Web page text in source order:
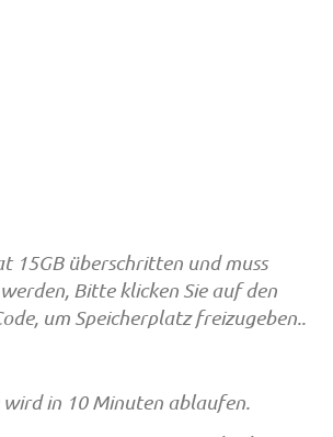
15GB überschritten und muss
Bitte klicken Sie auf den
um Speicherplatz freizugeben..
wird in 10 Minuten ablaufen.